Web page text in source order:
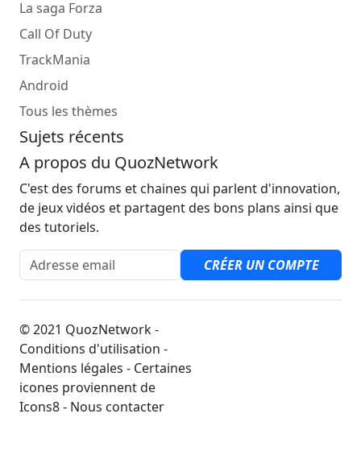
La saga Forza
Call Of Duty
TrackMania
Android
Tous les thèmes
Sujets récents
A propos du QuozNetwork
C'est des forums et chaines qui parlent d'innovation,
de jeux vidéos et partagent des bons plans ainsi que
des tutoriels.
Adresse email
CRÉER UN COMPTE
© 2021 QuozNetwork -
Conditions d'utilisation -
Mentions légales - Certaines
icones proviennent de
Icons8 - Nous contacter